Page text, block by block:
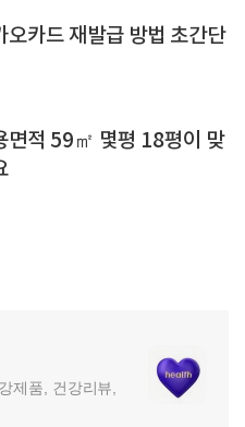
오카드 재발급 방법 초간단
면적 59㎡ 몇평 18평이 맞
제품, 건강리뷰,